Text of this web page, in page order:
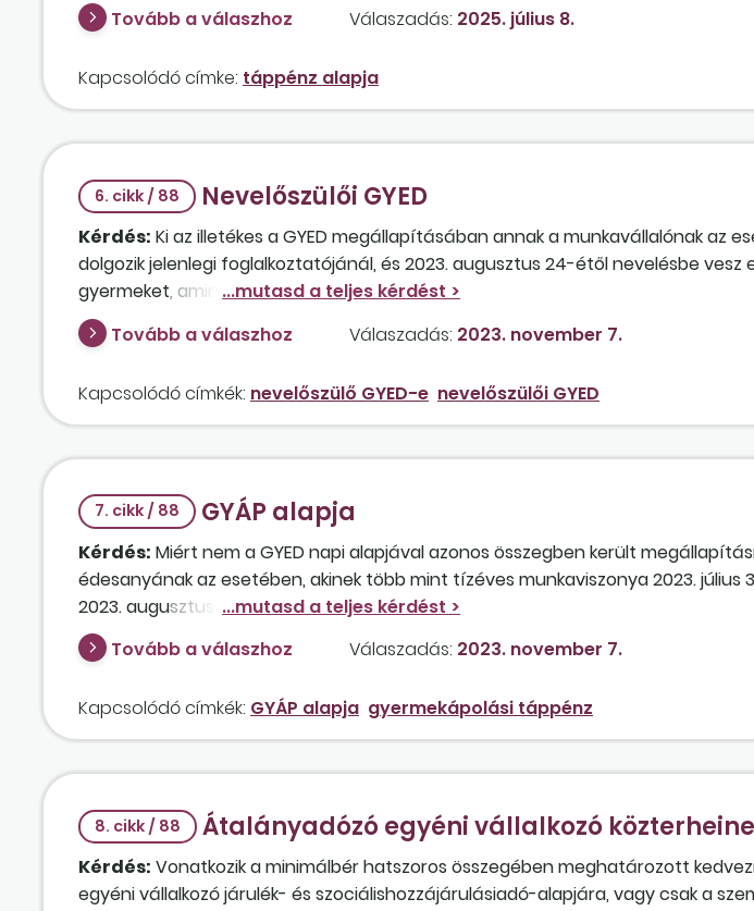
Tovább a válaszhoz
Válaszadás: 2025. július 8.
Kapcsolódó címke: táppénz alapja
6. cikk / 88 Nevelőszülői GYED
Kérdés: Ki az illetékes a GYED megállapításában annak a munkavállalónak az
dolgozik jelenlegi foglalkoztatójánál, és 2023. augusztus 24-étől nevelésbe vesz
gyermeket, amiről gyámhatósági határozattal rendelkezik? A dolgozónak tehát
időponttól egy nevelőszülői foglalkoztatási jogviszonya is van. A munkavállaló
társadalombiztosítási kifizetőhely. A minimálbér 55 százaléka vagy a
megállapítása ebben az esetben?
Tovább a válaszhoz Válaszadás: 2023. november 7.
Kapcsolódó címkék: nevelőszülő GYED-e nevelőszülői GYED
7. cikk / 88 GYÁP alapja
Kérdés: Miért nem a GYED napi alapjával azonos összegben került
édesanyának az esetében, akinek több mint tízéves munkaviszonya 2023. július
2023. augusztus 28-ig GYED-ben részesült, szeptember 18-tól ismét
gyermeke ápolására tekintettel gyermekápolási táppénzt igényelt?
Tovább a válaszhoz Válaszadás: 2023. november 7.
Kapcsolódó címkék: GYÁP alapja gyermekápolási táppénz
8. cikk / 88 Átalányadózó egyéni vállalkozó
Kérdés: Vonatkozik a minimálbér hatszoros összegében meghatározott
egyéni vállalkozó járulék- és szociálishozzájárulásiadó-alapjára, vagy csak a